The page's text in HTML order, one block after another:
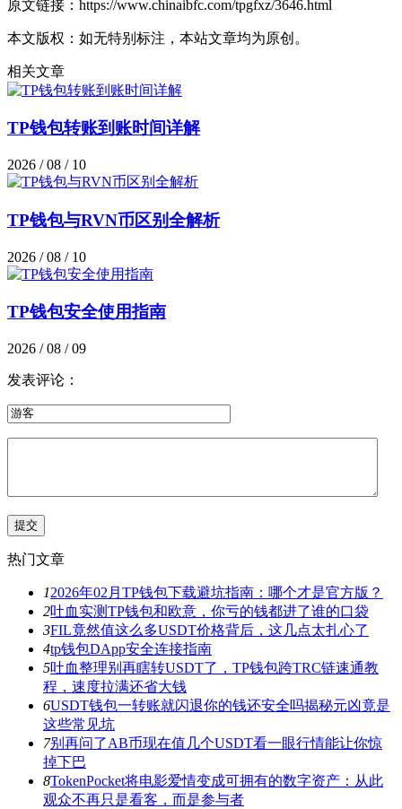
原文链接：https://www.chinaibfc.com/tpgfxz/3646.html
本文版权：如无特别标注，本站文章均为原创。
相关文章
TP钱包转账到账时间详解
2026 / 08 / 10
TP钱包与RVN币区别全解析
2026 / 08 / 10
TP钱包安全使用指南
2026 / 08 / 09
发表评论：
热门文章
12026年02月TP钱包下载避坑指南：哪个才是官方版？
2吐血实测TP钱包和欧意，你亏的钱都进了谁的口袋
3FIL竟然值这么多USDT价格背后，这几点太扎心了
4tp钱包DApp安全连接指南
5吐血整理别再瞎转USDT了，TP钱包跨TRC链速通教
程，速度拉满还省大钱
6USDT钱包一转账就闪退你的钱还安全吗揭秘元凶竟是
这些常见坑
7别再问了AB币现在值几个USDT看一眼行情能让你惊
掉下巴
8TokenPocket将电影爱情变成可拥有的数字资产：从此
观众不再只是看客，而是参与者